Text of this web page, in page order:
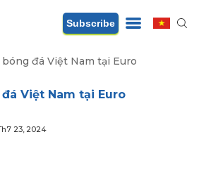
Subscribe
đá Việt Nam tại Euro
Việt Nam tại Euro
23, 2024